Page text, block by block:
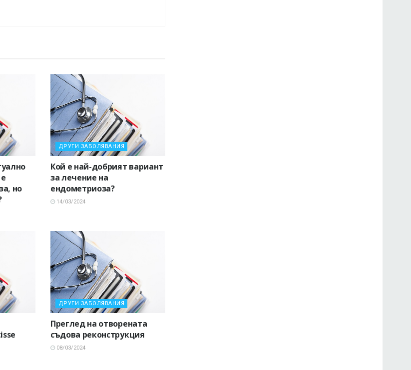
но
ДРУГИ ЗАБОЛЯВАНИЯ
Кой е най-добрият вариант
за лечение на
ендометриоза?
14/03/2024
ДРУГИ ЗАБОЛЯВАНИЯ
Преглед на отворената
съдова реконструкция
08/03/2024